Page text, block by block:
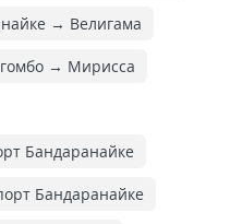
→ Велигама
→ Мирисса
Бандаранайке
Бандаранайке